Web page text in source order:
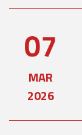
07
MAR
2026